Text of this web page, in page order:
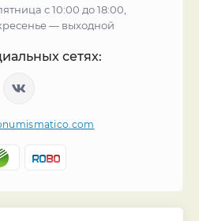
с 10:00 до 18:00,
— выходной
сетях: